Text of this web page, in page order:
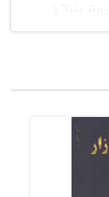
دنیا" را
پردازش
در